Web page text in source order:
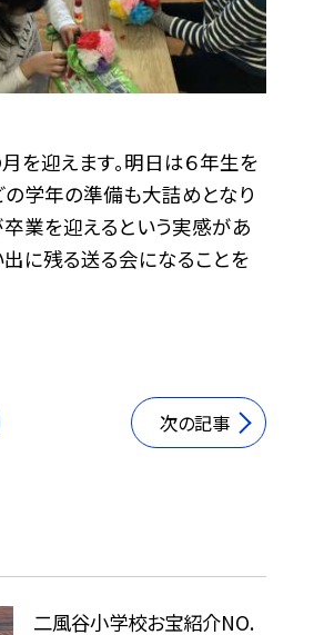
を迎えます。明日は６年生を
の学年の準備も大詰めとなり
卒業を迎えるという実感があ
出に残る送る会になることを
次の記事
二風谷小学校お宝紹介NO.